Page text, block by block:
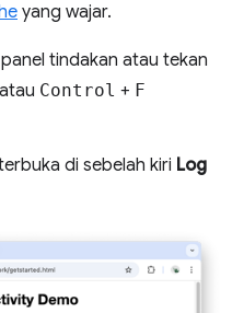
yang wajar.
tindakan atau tekan
Control + F
di sebelah kiri Log